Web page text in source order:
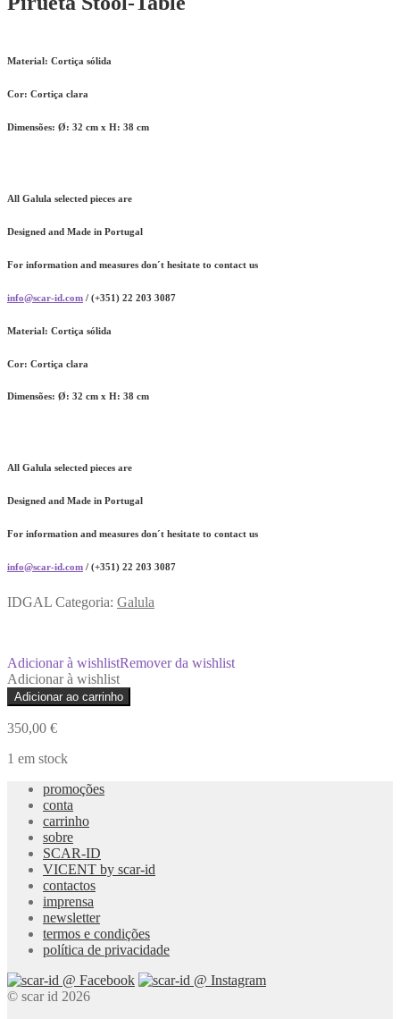
Material: Cortiça sólida
Cor: Cortiça clara
Dimensões: Ø: 32 cm x H: 38 cm
All Galula selected pieces are
Designed and Made in Portugal
For information and measures don´t hesitate to contact us
info@scar-id.com / (+351) 22 203 3087
Material: Cortiça sólida
Cor: Cortiça clara
Dimensões: Ø: 32 cm x H: 38 cm
All Galula selected pieces are
Designed and Made in Portugal
For information and measures don´t hesitate to contact us
info@scar-id.com / (+351) 22 203 3087
IDGAL Categoria: Galula
Adicionar à wishlistRemover da wishlist
Adicionar à wishlist
Quantidade
de
Pirueta
Table
Adicionar ao carrinho
350,00 €
1 em stock
promoções
conta
carrinho
sobre
SCAR-ID
VICENT by scar-id
contactos
imprensa
newsletter
termos e condições
política de privacidade
© scar id 2026